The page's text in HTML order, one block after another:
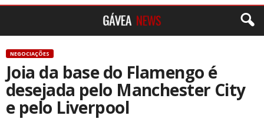
NEGOCIAÇÕES
Joia da base do Flamengo é
desejada pelo Manchester City
e pelo Liverpool